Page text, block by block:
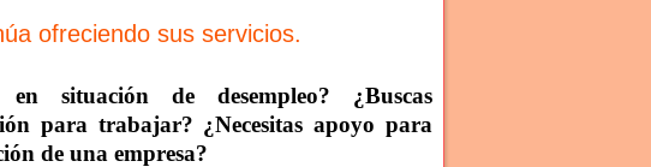
ofreciendo sus servicios.
en situación de desempleo? ¿Buscas
para trabajar? ¿Necesitas apoyo para
de una empresa?